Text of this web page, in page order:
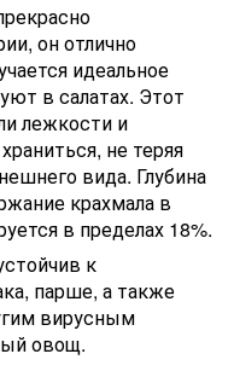
он отлично
идеальное
в салатах. Этот
лежкости и
не теряя
вида. Глубина
крахмала в
в пределах 18%.
к
парше, а также
вирусным
овощ.